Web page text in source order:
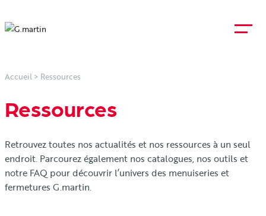
Accueil> Ressources
Ressources
Retrouvez toutes nos actualités et nos ressources à un seul
endroit. Parcourez également nos catalogues, nos outils et
notre FAQ pour découvrir l’univers des menuiseries et
fermetures G.martin.